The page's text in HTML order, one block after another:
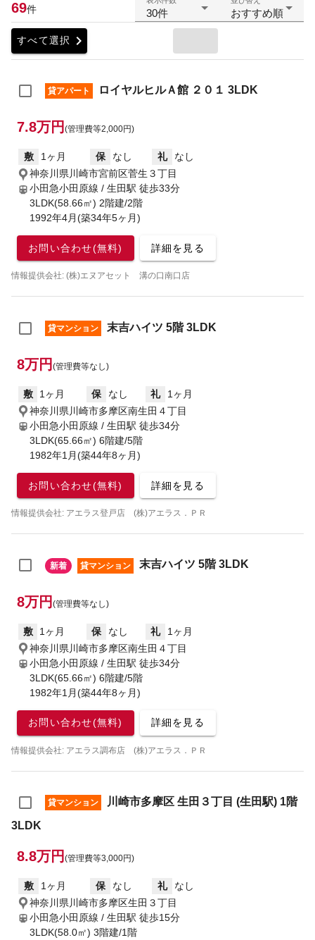
69件 30件 おすすめ順
すべて選択 chevron_right
貸アパート ロイヤルヒルＡ館 ２０１ 3LDK
7.8万円 (管理費等2,000円)
敷 1ヶ月 保 なし 礼
なし
神奈川県川崎市宮前区菅生３丁目
小田急小田原線 / 生田駅 徒歩33分
3LDK(58.66㎡) 2階建/2階
1992年4月(築34年5ヶ月)
お問い合わせ(無料) 詳細を見る
情報提供会社: (株)エヌアセット 溝の口南口店
貸マンション 末吉ハイツ 5階 3LDK
8万円 (管理費等なし)
敷 1ヶ月 保 なし 礼
1ヶ月
神奈川県川崎市多摩区南生田４丁目
小田急小田原線 / 生田駅 徒歩34分
3LDK(65.66㎡) 6階建/5階
1982年1月(築44年8ヶ月)
お問い合わせ(無料) 詳細を見る
情報提供会社: アエラス登戸店 (株)アエラス．ＰＲ
新着 貸マンション 末吉ハイツ 5階 3LDK
8万円 (管理費等なし)
敷 1ヶ月 保 なし 礼
1ヶ月
神奈川県川崎市多摩区南生田４丁目
小田急小田原線 / 生田駅 徒歩34分
3LDK(65.66㎡) 6階建/5階
1982年1月(築44年8ヶ月)
お問い合わせ(無料) 詳細を見る
情報提供会社: アエラス調布店 (株)アエラス．ＰＲ
貸マンション
川崎市多摩区 生田３丁目 (生田駅) 1階
3LDK
8.8万円 (管理費等3,000円)
敷 1ヶ月 保 なし 礼
なし
神奈川県川崎市多摩区生田３丁目
小田急小田原線 / 生田駅 徒歩15分
3LDK(58.0㎡) 3階建/1階